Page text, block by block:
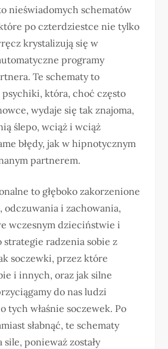
nieświadomych schematów
po czterdziestce nie tylko
krystalizują się w
programy
Te schematy to
psychiki, która, choć często
wydaje się tak znajoma,
ślepo, wciąż i wciąż
błędy, jak w hipnotycznym
partnerem.
to głęboko zakorzenione
odczuwania i zachowania,
wczesnym dzieciństwie i
strategie radzenia sobie z
soczewki, przez które
i innych, oraz jak silne
do nas ludzi
tych właśnie soczewek. Po
słabnąć, te schematy
sile, ponieważ zostały